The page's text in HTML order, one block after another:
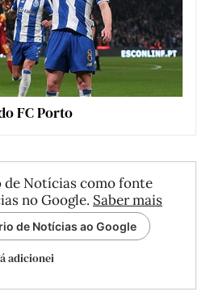
FC Porto
de Notícias como fonte
no Google. Saber mais
de Notícias ao Google
adicionei